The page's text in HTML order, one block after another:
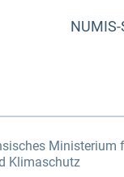
Ministerium
Klimaschutz